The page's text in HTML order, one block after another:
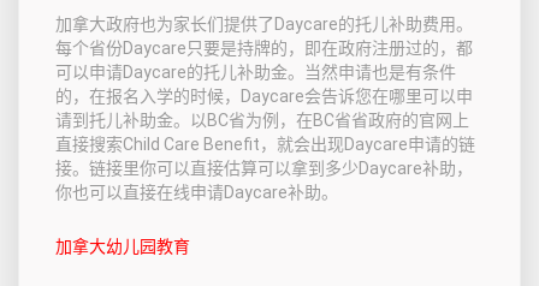
加拿大政府也为家长们提供了Daycare的托儿补助费用。
每个省份Daycare只要是持牌的，即在政府注册过的，都
可以申请Daycare的托儿补助金。当然申请也是有条件
的，在报名入学的时候，Daycare会告诉您在哪里可以申
请到托儿补助金。以BC省为例，在BC省省政府的官网上
直接搜索Child Care Benefit，就会出现Daycare申请的链
接。链接里你可以直接估算可以拿到多少Daycare补助，
你也可以直接在线申请Daycare补助。
加拿大幼儿园教育